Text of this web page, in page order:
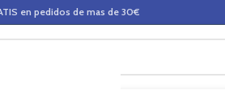
en pedidos de mas de 30€